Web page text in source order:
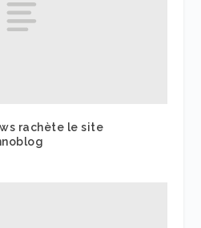
rachète le site